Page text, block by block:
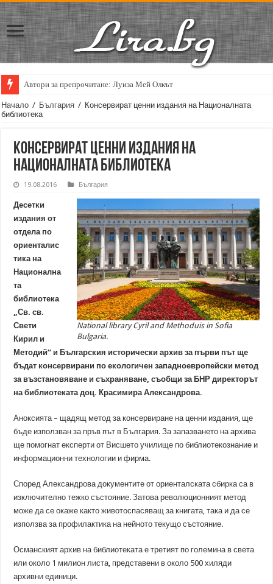
Автори за препрочитане: Луиза Мей Олкът
Начало / България / Консервират ценни издания на Националната
библиотека
Консервират ценни издания на
Националната библиотека
19.08.2016 България
National library Cyril and Methoduis in Sofia
Bulgaria.
Десетки
издания от
отдела по
ориенталис
тика на
Национална
та
библиотека
„Св. св.
Свети
Кирил и
Методий“ и Българския исторически архив за първи път ще
бъдат консервирани по екологичен западноевропейски метод
за възстановяване и съхраняване, съобщи за БНР директорът
на библиотеката доц. Красимира Александрова.
Аноксията – щадящ метод за консервиране на ценни издания, ще
бъде използван за пръв път в България. За запазването на архива
ще помогнат експерти от Висшето училище по библиотекознание и
информационни технологии и фирма.
Според Александрова документите от ориенталската сбирка са в
изключително тежко състояние. Затова революционният метод
може да се окаже както животоспасяващ за книгата, така и да се
използва за профилактика на нейното текущо състояние.
Османският архив на библиотеката е третият по големина в света
или около 1 милион листа, представени в около 500 хиляди
архивни единици.